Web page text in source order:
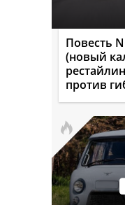
Повесть
(новый
против